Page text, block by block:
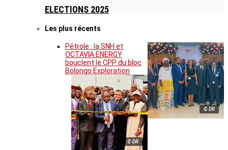
ELECTIONS 2025
Les plus récents
© DR
Pétrole : la SNH et
OCTAVIA ENERGY
bouclent le CPP du bloc
Bolongo Exploration
© DR